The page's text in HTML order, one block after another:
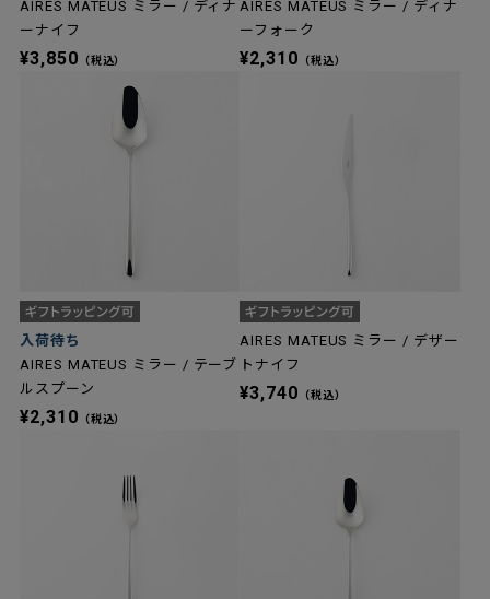
AIRES MATEUS ミラー / ディナ
ーナイフ
¥3,850 （税込）
AIRES MATEUS ミラー / ディナ
ーフォーク
¥2,310 （税込）
入荷待ち
AIRES MATEUS ミラー / テーブ
ルスプーン
¥2,310 （税込）
AIRES MATEUS ミラー / デザー
トナイフ
¥3,740 （税込）